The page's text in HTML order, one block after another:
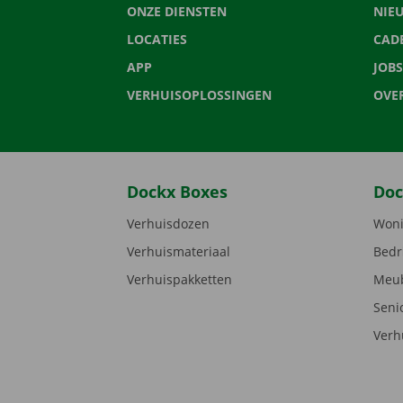
ONZE DIENSTEN
LOCATIES
APP
VERHUISOPLOSSINGEN
JOBS
Dockx Boxes
Verhuisdozen
Verhuismateriaal
Verhuispakketten